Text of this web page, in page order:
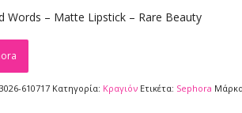
Words – Matte Lipstick – Rare Beauty
610717 Κατηγορία: Κραγιόν Ετικέτα: Sephora